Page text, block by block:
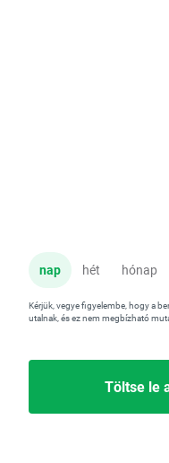
nap hét hónap
Kérjük, vegye figyelembe, hogy a
utalnak, és ez nem megbízható
Töltse le